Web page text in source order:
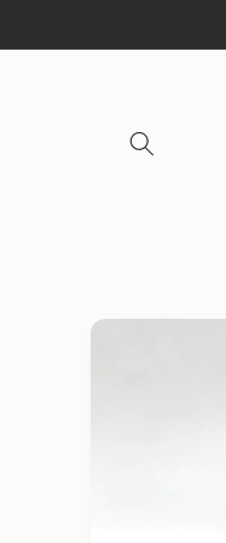
ai contenuti
Passa